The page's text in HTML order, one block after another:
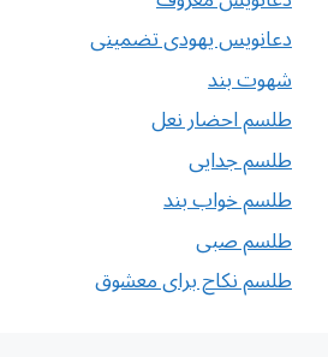
دعانویس یهودی تضمینی
شهوت بند
طلسم احضار نعل
طلسم جدایی
طلسم خواب بند
طلسم صبی
طلسم نکاح برای معشوق